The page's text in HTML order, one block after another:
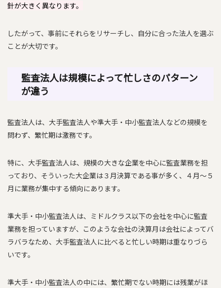
針が大きく異なります。
したがって、事前にそれらをリサーチし、自分に合った法人を選ぶ
ことが大切です。
監査法人は規模によって忙しさのパターン
が違う
監査法人は、大手監査法人や準大手・中小監査法人などの規模を
問わず、繁忙期は激務です。
特に、大手監査法人は、規模の大きな企業を中心に監査業務を担
っており、そういった大企業は３月決算である事が多く、４月〜５
月に業務が集中する傾向にあります。
準大手・中小監査法人は、ミドルクラス以下の会社を中心に監査
業務を担っていますが、このような会社の決算月は会社によってバ
ラバラなため、大手監査法人に比べると忙しい時期は重なりづら
いです。
準大手・中小監査法人の中には、繁忙期でない時期には残業がほ